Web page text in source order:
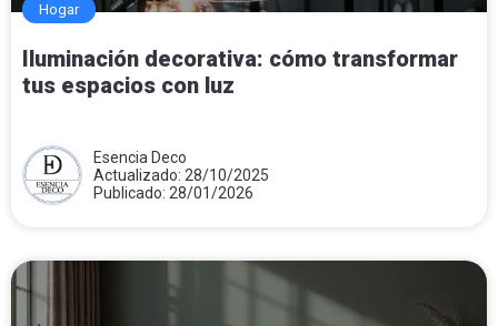
Hogar
Iluminación decorativa: cómo transformar
tus espacios con luz
Esencia Deco
Actualizado: 28/10/2025
Publicado: 28/01/2026